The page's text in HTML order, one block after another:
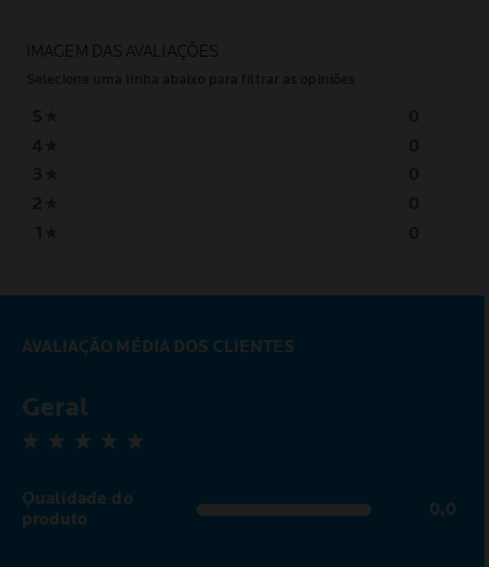
IMAGEM DAS AVALIAÇÕES
AVALIAÇÃO MÉDIA DOS CLIENTES
Geral
0,0 out of 5 stars
Qualidade do
produto
0,0 out of 5 stars 0,0